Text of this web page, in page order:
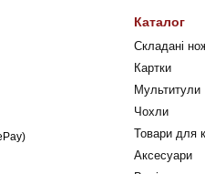
Каталог
Складані
Картки
Мультитули
Чохли
Товари для
Аксесуари